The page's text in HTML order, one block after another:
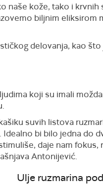
naše kože, tako i
biljnim eliksirom
delovanja, kao
koji su imali
suvih listova
bi bilo jedna do
daje nam fokus,
Antonijević.
Ulje ruzmarina